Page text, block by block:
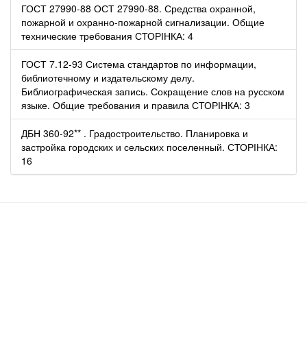
ГОСТ 27990-88 ОСТ 27990-88. Средства охранной,
пожарной и охранно-пожарной сигнализации. Общие
технические требования СТОРІНКА: 4
ГОСТ 7.12-93 Система стандартов по информации,
библиотечному и издательскому делу.
Библиографическая запись. Сокращение слов на русском
языке. Общие требования и правила СТОРІНКА: 3
ДБН 360-92** . Градостроительство. Планировка и
застройка городских и сельских поселенный. СТОРІНКА:
16